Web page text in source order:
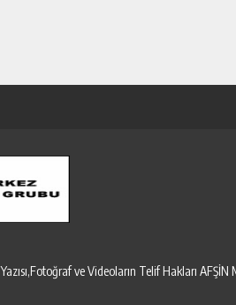
ve Videoların Telif Hakları